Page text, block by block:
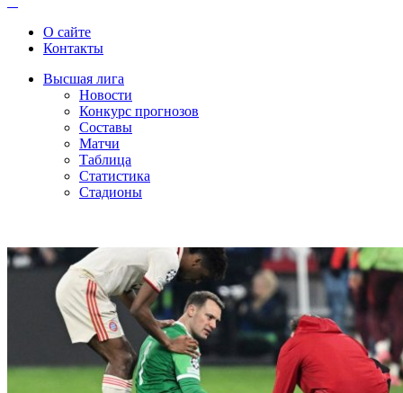
О сайте
Контакты
Высшая лига
Новости
Конкурс прогнозов
Составы
Матчи
Таблица
Статистика
Стадионы